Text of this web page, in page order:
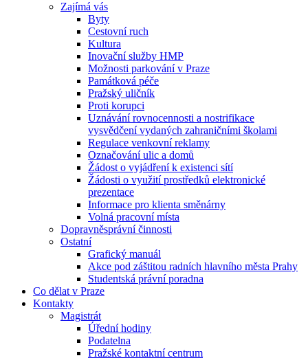
Zajímá vás
Byty
Cestovní ruch
Kultura
Inovační služby HMP
Možnosti parkování v Praze
Památková péče
Pražský uličník
Proti korupci
Uznávání rovnocennosti a nostrifikace
vysvědčení vydaných zahraničními školami
Regulace venkovní reklamy
Označování ulic a domů
Žádost o vyjádření k existenci sítí
Žádosti o využití prostředků elektronické
prezentace
Informace pro klienta směnárny
Volná pracovní místa
Dopravněsprávní činnosti
Ostatní
Grafický manuál
Akce pod záštitou radních hlavního města Prahy
Studentská právní poradna
Co dělat v Praze
Kontakty
Magistrát
Úřední hodiny
Podatelna
Pražské kontaktní centrum